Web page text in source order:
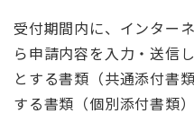
受付期間内に、インター
ら申請内容を入力・送信
とする書類（共通添付書
する書類（個別添付書類